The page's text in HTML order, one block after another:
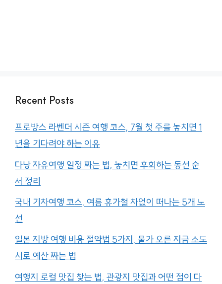
Recent Posts
프로방스 라벤더 시즌 여행 코스, 7월 첫 주를 놓치면 1
년을 기다려야 하는 이유
다낭 자유여행 일정 짜는 법, 놓치면 후회하는 동선 순
서 정리
국내 기차여행 코스, 여름 휴가철 차없이 떠나는 5개 노
선
일본 지방 여행 비용 절약법 5가지, 물가 오른 지금 소도
시로 예산 짜는 법
여행지 로컬 맛집 찾는 법, 관광지 맛집과 어떤 점이 다